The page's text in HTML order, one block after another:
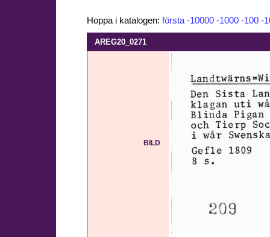
Hoppa i katalogen: första -10000 -1000 -100 -
AREG20_0271
BILD